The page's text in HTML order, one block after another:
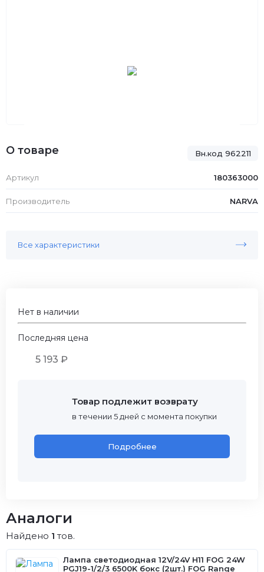
Вн.код 962211
О товаре
Артикул 180363000
Производитель NARVA
Все характеристики
Нет в наличии
Последняя цена
5 193 ₽
Товар подлежит возврату
в течении 5 дней с момента покупки
Подробнее
Аналоги
Найдено 1 тов.
Лампа светодиодная 12V/24V H11 FOG 24W
PGJ19-1/2/3 6500K бокс (2шт.) FOG Range